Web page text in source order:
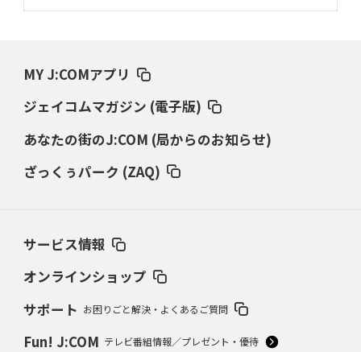
MY J:COMアプリ
ジェイコムマガジン (電子版)
あなたの街のJ:COM (局からのお知らせ)
ざっくぅパーク (ZAQ)
サービス情報
オンラインショップ
サポート お困りごと解決・よくあるご質問
Fun! J:COM テレビ番組情報／プレゼント・優待